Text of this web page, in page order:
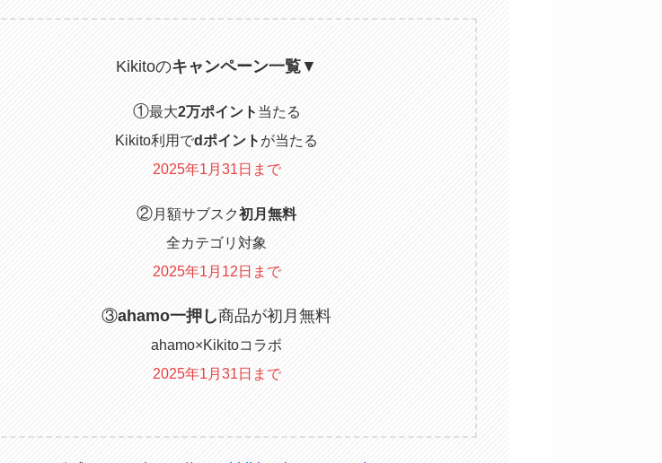
Kikitoのキャンペーン一覧▼
①最大2万ポイント 当たる
Kikito利用でdポイント が当たる
2025年1月31日まで
②月額サブスク初月無料
全カテゴリ対象
2025年1月12日まで
③ahamo一押し商品が初月無料
ahamo×Kikitoコラボ
2025年1月31日まで